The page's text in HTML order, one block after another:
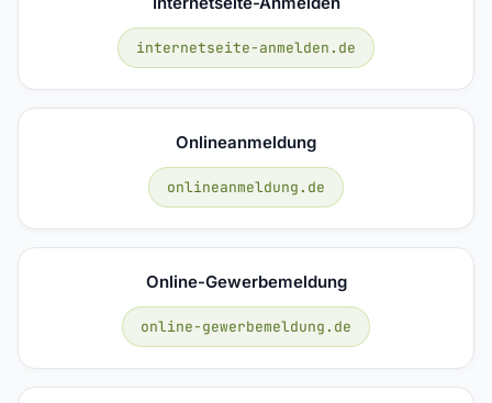
internetseite-anmelden.de
Onlineanmeldung
onlineanmeldung.de
Online-Gewerbemeldung
online-gewerbemeldung.de